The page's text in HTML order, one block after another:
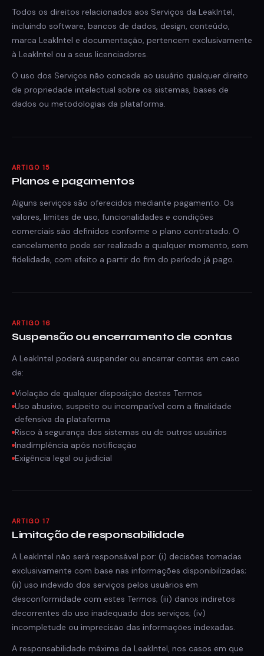
Todos os direitos relacionados aos Serviços da LeakIntel,
incluindo software, bancos de dados, design, conteúdo,
marca LeakIntel e documentação, pertencem exclusivamente
à LeakIntel ou a seus licenciadores.
O uso dos Serviços não concede ao usuário qualquer direito
de propriedade intelectual sobre os sistemas, bases de
dados ou metodologias da plataforma.
ARTIGO 15
Planos e pagamentos
Alguns serviços são oferecidos mediante pagamento. Os
valores, limites de uso, funcionalidades e condições
comerciais são definidos conforme o plano contratado. O
cancelamento pode ser realizado a qualquer momento, sem
fidelidade, com efeito a partir do fim do período já pago.
ARTIGO 16
Suspensão ou encerramento de contas
A LeakIntel poderá suspender ou encerrar contas em caso
de:
Violação de qualquer disposição destes Termos
Uso abusivo, suspeito ou incompatível com a finalidade
defensiva da plataforma
Risco à segurança dos sistemas ou de outros usuários
Inadimplência após notificação
Exigência legal ou judicial
ARTIGO 17
Limitação de responsabilidade
A LeakIntel não será responsável por: (i) decisões tomadas
exclusivamente com base nas informações disponibilizadas;
(ii) uso indevido dos serviços pelos usuários em
desconformidade com estes Termos; (iii) danos indiretos
decorrentes do uso inadequado dos serviços; (iv)
incompletude ou imprecisão das informações indexadas.
A responsabilidade máxima da LeakIntel, nos casos em que